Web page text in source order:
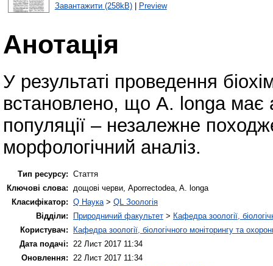
Завантажити (258kB)| Preview
Анотація
У результаті проведення
встановлено, що A. longa має
популяції – незалежне
морфологічний аналіз.
Тип ресурсу: Стаття
Ключові слова:
дощові черви, Aporrectodea, A. longa
Класифікатор: Q Наука > QL Зоологія
Відділи:
Природничий факультет > Кафедра зоології,
Користувач:
Кафедра зоології, біологічного моніторингу та
Дата подачі:
22 Лист 2017 11:34
Оновлення:
22 Лист 2017 11:34